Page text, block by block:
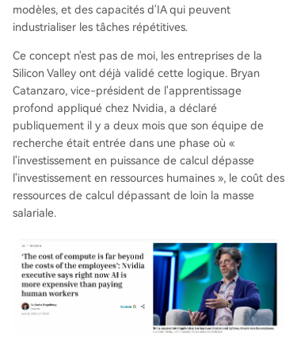
modèles, et des capacités d'IA qui peuvent
industrialiser les tâches répétitives.
Ce concept n'est pas de moi, les entreprises de la
Silicon Valley ont déjà validé cette logique. Bryan
Catanzaro, vice-président de l'apprentissage
profond appliqué chez Nvidia, a déclaré
publiquement il y a deux mois que son équipe de
recherche était entrée dans une phase où «
l'investissement en puissance de calcul dépasse
l'investissement en ressources humaines », le coût des
ressources de calcul dépassant de loin la masse
salariale.